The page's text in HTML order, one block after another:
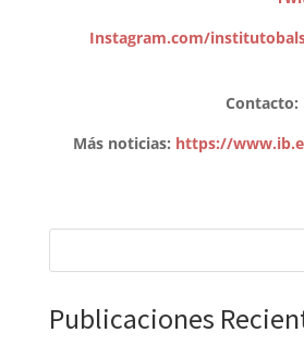
Instagram.com/
Contacto:
Más noticias: https://
Publicaciones